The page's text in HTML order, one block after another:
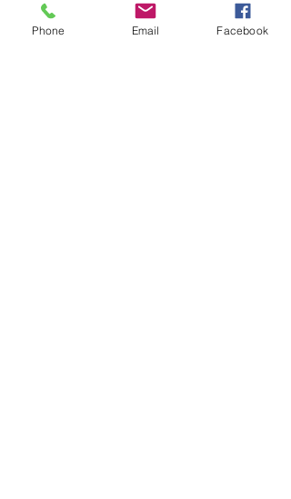
सेवाएं
Phone Email Facebook